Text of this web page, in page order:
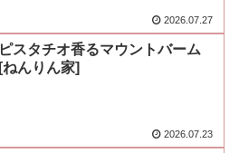
2026.07.27
ピスタチオ香るマウントバーム
[ねんりん家]
2026.07.23